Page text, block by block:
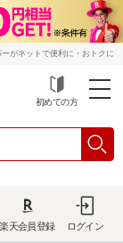
がネットで便利に・おトクに
初めての方
楽天会員登録 ログイン